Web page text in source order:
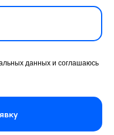
данных и соглашаюсь